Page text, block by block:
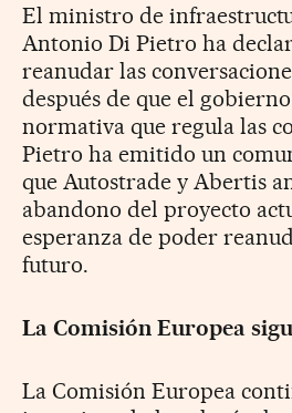
El ministro de
Antonio Di Pietro ha
reanudar las
después de que el
normativa que regula las
Pietro ha emitido un
que Autostrade y Abertis
abandono del proyecto
esperanza de poder
futuro.
La Comisión Europea
La Comisión Europea